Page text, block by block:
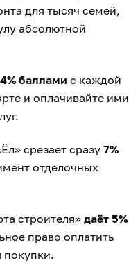
для тысяч семей,
абсолютной
4% баллами с каждой
и оплачивайте ими
срезает сразу 7%
отделочных
строителя»даёт 5%
право оплатить
покупки.